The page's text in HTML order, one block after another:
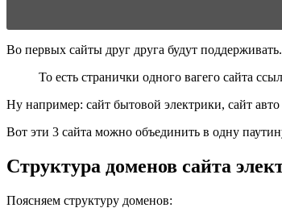
Во первых сайты друг друга будут
То есть странички одного вагего сайта
Ну например: сайт бытовой электрики, сайт
Вот эти 3 сайта можно объединить в одну
Структура доменов сайта
Поясняем структуру доменов: